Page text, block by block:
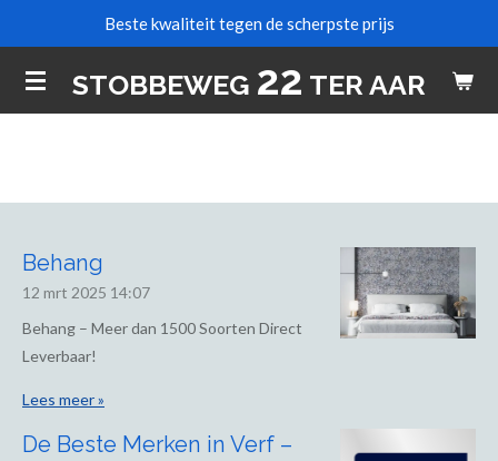
naar
de
STOBBEWEG 22 TER AAR
Beste kwaliteit tegen de scherpste prijs
Behang
12 mrt 2025 14:07
Behang – Meer dan 1500 Soorten Direct
Leverbaar!
Lees meer »
De Beste Merken in Verf –